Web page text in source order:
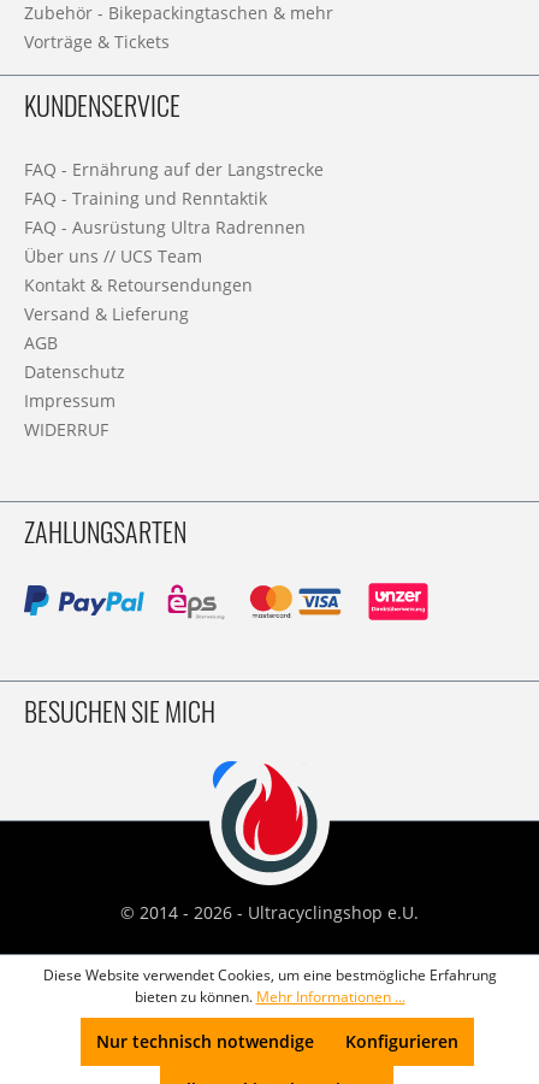
Zubehör - Bikepackingtaschen & mehr
Vorträge & Tickets
KUNDENSERVICE
FAQ - Ernährung auf der Langstrecke
FAQ - Training und Renntaktik
FAQ - Ausrüstung Ultra Radrennen
Über uns // UCS Team
Kontakt & Retoursendungen
Versand & Lieferung
AGB
Datenschutz
Impressum
WIDERRUF
ZAHLUNGSARTEN
BESUCHEN SIE MICH
© 2014 - 2026 - Ultracyclingshop e.U.
Diese Website verwendet Cookies, um eine bestmögliche Erfahrung
bieten zu können. Mehr Informationen ...
Nur technisch notwendige Konfigurieren